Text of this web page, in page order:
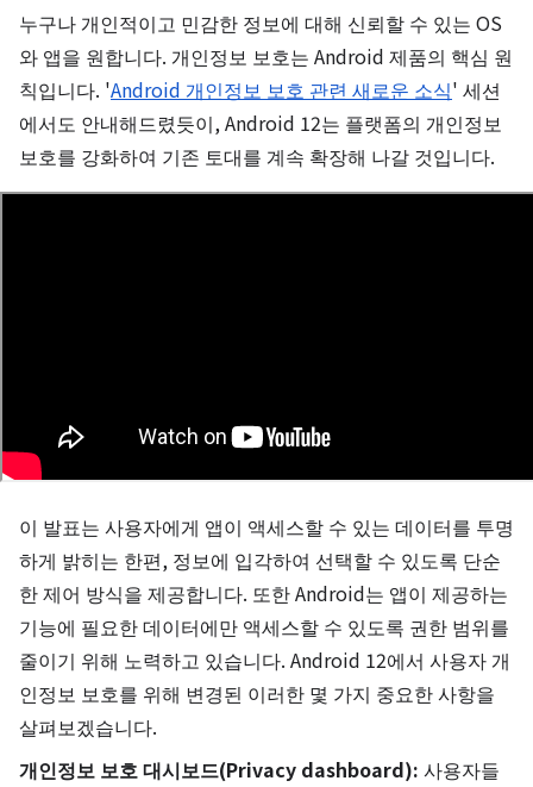
누구나 개인적이고 민감한 정보에 대해 신뢰할 수 있는 OS
와 앱을 원합니다. 개인정보 보호는 Android 제품의 핵심 원
칙입니다. 'Android 개인정보 보호 관련 새로운 소식' 세션
에서도 안내해드렸듯이, Android 12는 플랫폼의 개인정보
보호를 강화하여 기존 토대를 계속 확장해 나갈 것입니다.
이 발표는 사용자에게 앱이 액세스할 수 있는 데이터를 투명
하게 밝히는 한편, 정보에 입각하여 선택할 수 있도록 단순
한 제어 방식을 제공합니다. 또한 Android는 앱이 제공하는
기능에 필요한 데이터에만 액세스할 수 있도록 권한 범위를
줄이기 위해 노력하고 있습니다. Android 12에서 사용자 개
인정보 보호를 위해 변경된 이러한 몇 가지 중요한 사항을
살펴보겠습니다.
개인정보 보호 대시보드(Privacy dashboard): 사용자들